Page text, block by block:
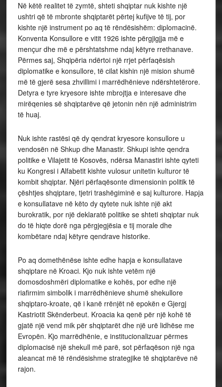
Në këtë realitet të zymtë, shteti shqiptar nuk kishte një
ushtri që të mbronte shqiptarët përtej kufijve të tij, por
kishte një instrument po aq të rëndësishëm: diplomacinë.
Konventa Konsullore e vitit 1926 ishte përgjigjja më e
mençur dhe më e përshtatshme ndaj këtyre rrethanave.
Përmes saj, Shqipëria ndërtoi një rrjet përfaqësish
diplomatike e konsullore, të cilat kishin një mision shumë
më të gjerë sesa zhvillimi i marrëdhënieve ndërshtetërore.
Detyra e tyre kryesore ishte mbrojtja e interesave dhe
mirëqenies së shqiptarëve që jetonin nën një administrim
të huaj.
Nuk ishte rastësi që dy qendrat kryesore konsullore u
vendosën në Shkup dhe Manastir. Shkupi ishte qendra
politike e Vilajetit të Kosovës, ndërsa Manastiri ishte qyteti
ku Kongresi i Alfabetit kishte vulosur unitetin kulturor të
kombit shqiptar. Njëri përfaqësonte dimensionin politik të
çështjes shqiptare, tjetri trashëgiminë e saj kulturore. Hapja
e konsullatave në këto dy qytete nuk ishte një akt
burokratik, por një deklaratë politike se shteti shqiptar nuk
do të hiqte dorë nga përgjegjësia e tij morale dhe
kombëtare ndaj këtyre qendrave historike.
Po aq domethënëse ishte edhe hapja e konsullatave
shqiptare në Kroaci. Kjo nuk ishte vetëm një
domosdoshmëri diplomatike e kohës, por edhe një
riafirmim simbolik i marrëdhënieve shumë shekullore
shqiptaro-kroate, që i kanë rrënjët në epokën e Gjergj
Kastriotit Skënderbeut. Kroacia ka qenë për një kohë të
gjatë një vend mik për shqiptarët dhe një urë lidhëse me
Evropën. Kjo marrëdhënie, e institucionalizuar përmes
diplomacisë një shekull më parë, sot përfaqëson një nga
aleancat më të rëndësishme strategjike të shqiptarëve në
rajon.